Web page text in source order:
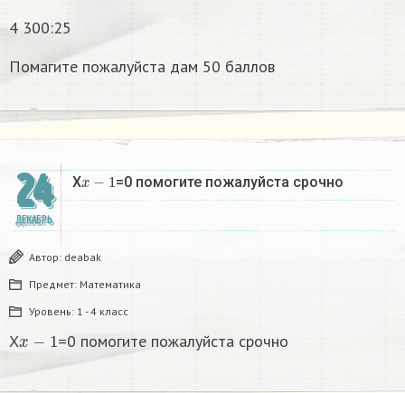
4 300:25
Помагите пожалуйста дам 50 баллов
24
ДЕКАБРЬ
Xx−1 =0 помогите пожалуйста срочно
Автор: deabak
Предмет: Математика
Уровень: 1 - 4 класс
X =0 помогите пожалуйста срочно